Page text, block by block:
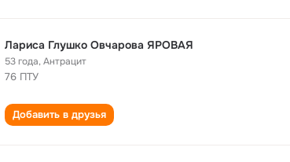
Лариса Глушко Овчарова ЯРОВАЯ
53 года,Антрацит
76 ПТУ
Добавить в друзья